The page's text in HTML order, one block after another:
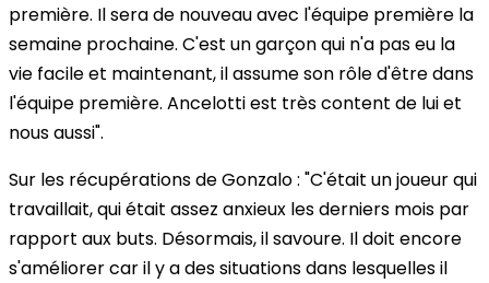
première. Il sera de nouveau avec l'équipe première la
semaine prochaine. C'est un garçon qui n'a pas eu la
vie facile et maintenant, il assume son rôle d'être dans
l'équipe première. Ancelotti est très content de lui et
nous aussi".
Sur les récupérations de Gonzalo : "C'était un joueur qui
travaillait, qui était assez anxieux les derniers mois par
rapport aux buts. Désormais, il savoure. Il doit encore
s'améliorer car il y a des situations dans lesquelles il